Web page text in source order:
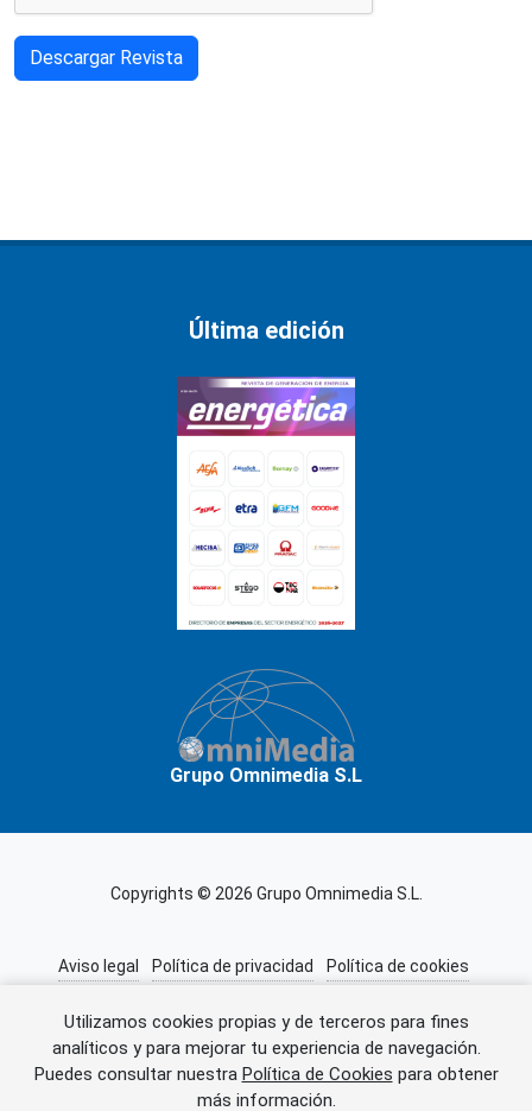
Utilizamos cookies propias y de terceros para fines
analíticos y para mejorar tu experiencia de navegación.
Puedes consultar nuestra Política de Cookies para obtener
más información.
Descargar Revista
Error al cargar el anuncio.
Última edición
Grupo Omnimedia S.L
Copyrights © 2026 Grupo Omnimedia S.L.
Aviso legal Política de privacidad
Política de cookies